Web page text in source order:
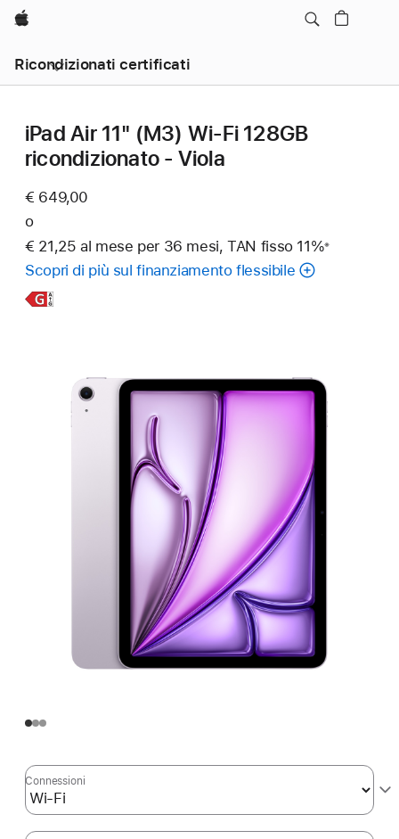
Apple
Ricondizionati certificati
iPad Air 11" (M3) Wi‑Fi 128GB
ricondizionato - Viola
€ 649,00
o
€ 21,25 al mese per 36 mesi, TAN fisso 11%※
Scopri di più sul finanziamento flessibile
Scopri
Connessioni